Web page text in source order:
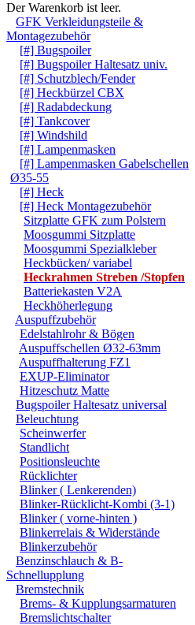
Der Warenkorb ist leer.
GFK Verkleidungsteile &
Montagezubehör
[#] Bugspoiler
[#] Bugspoiler Haltesatz univ.
[#] Schutzblech/Fender
[#] Heckbürzel CBX
[#] Radabdeckung
[#] Tankcover
[#] Windshild
[#] Lampenmasken
[#] Lampenmasken Gabelschellen
Ø35-55
[#] Heck
[#] Heck Montagezubehör
Sitzplatte GFK zum Polstern
Moosgummi Sitzplatte
Moosgummi Spezialkleber
Heckbücken/ variabel
Heckrahmen Streben /Stopfen
Batteriekasten V2A
Heckhöherlegung
Auspuffzubehör
Edelstahlrohr & Bögen
Auspuffschellen Ø32-63mm
Auspuffhalterung FZ1
EXUP-Eliminator
Hitzeschutz Matte
Bugspoiler Haltesatz universal
Beleuchtung
Scheinwerfer
Standlicht
Positionsleuchte
Rücklichter
Blinker ( Lenkerenden)
Blinker-Rücklicht-Kombi (3-1)
Blinker ( vorne-hinten )
Blinkerrelais & Widerstände
Blinkerzubehör
Benzinschlauch & B-
Schnellupplung
Bremstechnik
Brems- & Kupplungsarmaturen
Bremslichtschalter